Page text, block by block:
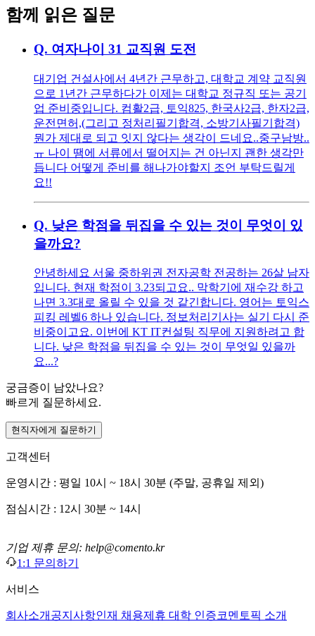
함께 읽은 질문
Q. 여자나이 31 교직원 도전
대기업 건설사에서 4년간 근무하고, 대학교 계약 교직원
으로 1년간 근무하다가 이제는 대학교 정규직 또는 공기
업 준비중입니다. 컴활2급, 토익825, 한국사2급, 한자2급,
운전면허,(그리고 정처리필기합격, 소방기사필기합격)
뭔가 제대로 되고 잇지 않다는 생각이 드네요..중구남방..
ㅠ 나이 땜에 서류에서 떨어지는 건 아닌지 괜한 생각만
듭니다 어떻게 준비를 해나가야할지 조언 부탁드릴게
요!!
Q. 낮은 학점을 뒤집을 수 있는 것이 무엇이 있
을까요?
안녕하세요 서울 중하위권 전자공학 전공하는 26살 남자
입니다. 현재 학점이 3.23되고요.. 막학기에 재수강 하고
나면 3.3대로 올릴 수 있을 것 같긴합니다. 영어는 토익스
피킹 레벨6 하나 있습니다. 정보처리기사는 실기 다시 준
비중이고요. 이번에 KT IT컨설팅 직무에 지원하려고 합
니다. 낮은 학점을 뒤집을 수 있는 것이 무엇일 있을까
요...?
궁금증이 남았나요?
빠르게 질문하세요.
현직자에게 질문하기
고객센터
운영시간 : 평일 10시 ~ 18시 30분 (주말, 공휴일 제외)
점심시간 : 12시 30분 ~ 14시
기업 제휴 문의: help@comento.kr
1:1 문의하기
서비스
회사소개 공지사항인재 채용제휴 대학 인증코멘토픽 소개